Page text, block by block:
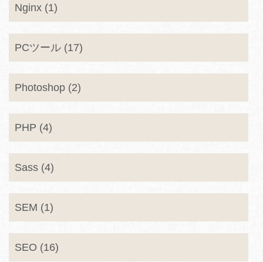
Nginx (1)
PCツール (17)
Photoshop (2)
PHP (4)
Sass (4)
SEM (1)
SEO (16)